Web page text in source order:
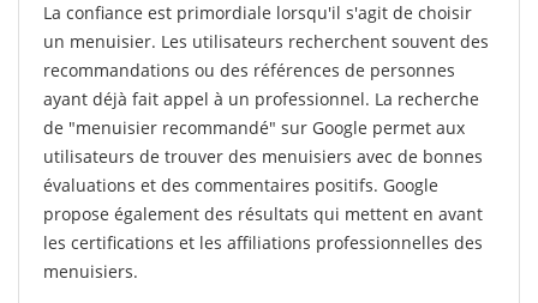
La confiance est primordiale lorsqu'il s'agit de choisir
un menuisier. Les utilisateurs recherchent souvent des
recommandations ou des références de personnes
ayant déjà fait appel à un professionnel. La recherche
de "menuisier recommandé" sur Google permet aux
utilisateurs de trouver des menuisiers avec de bonnes
évaluations et des commentaires positifs. Google
propose également des résultats qui mettent en avant
les certifications et les affiliations professionnelles des
menuisiers.